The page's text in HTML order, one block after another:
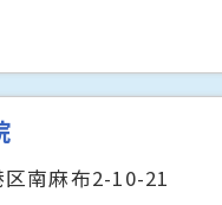
区南麻布2-10-21